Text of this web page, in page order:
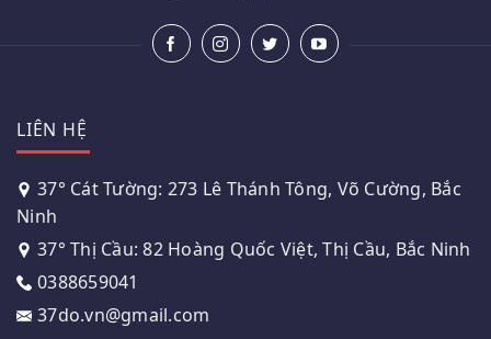
LIÊN HỆ
37° Cát Tường: 273 Lê Thánh Tông, Võ Cường, Bắc
Ninh
37° Thị Cầu: 82 Hoàng Quốc Việt, Thị Cầu, Bắc Ninh
0388659041
37do.vn@gmail.com